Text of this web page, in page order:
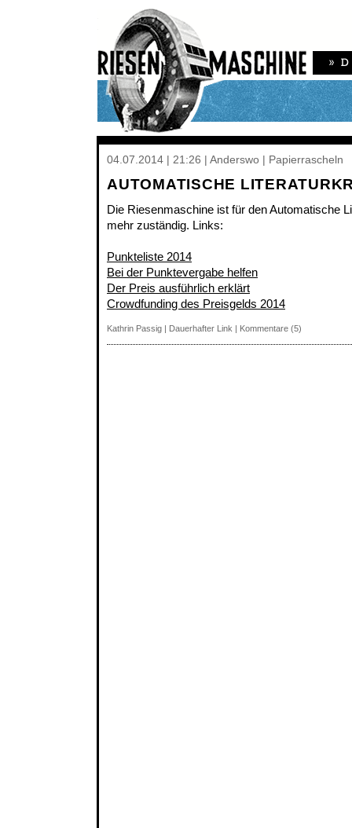
04.07.2014 | 21:26 | Anderswo | Papierrascheln
AUTOMATISCHE
Die Riesenmaschine ist für den Automatische
mehr zuständig. Links:
Punkteliste 2014
Bei der Punktevergabe helfen
Der Preis ausführlich erklärt
Crowdfunding des Preisgelds 2014
Kathrin Passig | Dauerhafter Link | Kommentare (5)